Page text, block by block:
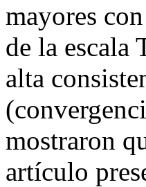
mayores
de la escala
alta
mostraron
artículo